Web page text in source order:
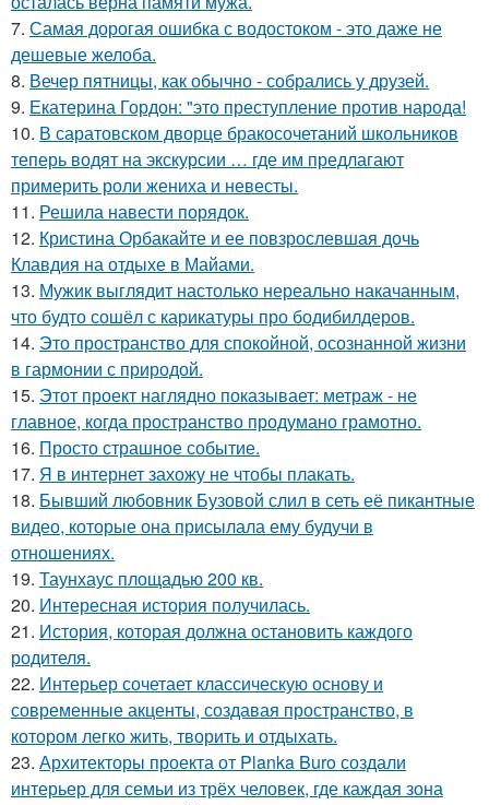
7. Самая дорогая ошибка с водостоком - это даже не
дешевые желоба.
8. Вечер пятницы, как обычно - собрались у друзей.
9. Екатерина Гордон: "это преступление против народа!
10. В саратовском дворце бракосочетаний школьников
теперь водят на экскурсии … где им предлагают
примерить роли жениха и невесты.
11. Решила навести порядок.
12. Кристина Орбакайте и ее повзрослевшая дочь
Клавдия на отдыхе в Майами.
13. Мужик выглядит настолько нереально накачанным,
что будто сошёл с карикатуры про бодибилдеров.
14. Это пространство для спокойной, осознанной жизни
в гармонии с природой.
15. Этот проект наглядно показывает: метраж - не
главное, когда пространство продумано грамотно.
16. Просто страшное событие.
17. Я в интернет захожу не чтобы плакать.
18. Бывший любовник Бузовой слил в сеть её пикантные
видео, которые она присылала ему будучи в
отношениях.
19. Таунхаус площадью 200 кв.
20. Интересная история получилась.
21. История, которая должна остановить каждого
родителя.
22. Интерьер сочетает классическую основу и
современные акценты, создавая пространство, в
котором легко жить, творить и отдыхать.
23. Архитекторы проекта от Planka Buro создали
интерьер для семьи из трёх человек, где каждая зона